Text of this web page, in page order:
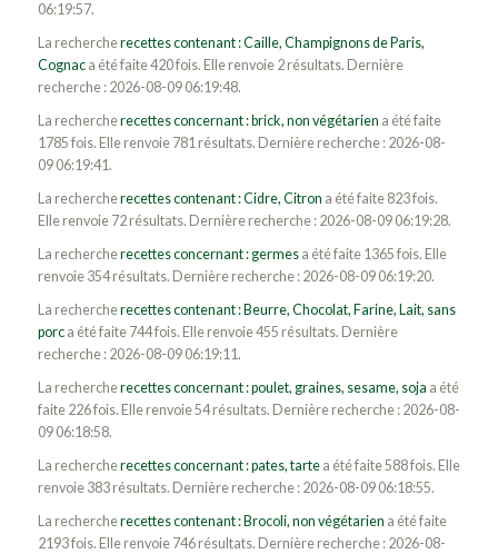
06:19:57.
La rechercherecettes contenant : Caille, Champignons de Paris,
Cognaca été faite 420 fois. Elle renvoie 2 résultats. Dernière
recherche : 2026-08-09 06:19:48.
La rechercherecettes concernant : brick, non végétarien a été faite
1785 fois. Elle renvoie 781 résultats. Dernière recherche : 2026-08-
09 06:19:41.
La rechercherecettes contenant : Cidre, Citron a été faite 823 fois.
Elle renvoie 72 résultats. Dernière recherche : 2026-08-09 06:19:28.
La rechercherecettes concernant : germesa été faite 1365 fois. Elle
renvoie 354 résultats. Dernière recherche : 2026-08-09 06:19:20.
La rechercherecettes contenant : Beurre, Chocolat, Farine, Lait, sans
porca été faite 744 fois. Elle renvoie 455 résultats. Dernière
recherche : 2026-08-09 06:19:11.
La rechercherecettes concernant : poulet, graines, sesame, soja a été
faite 226 fois. Elle renvoie 54 résultats. Dernière recherche : 2026-08-
09 06:18:58.
La rechercherecettes concernant : pates, tartea été faite 588 fois. Elle
renvoie 383 résultats. Dernière recherche : 2026-08-09 06:18:55.
La rechercherecettes contenant : Brocoli, non végétarien a été faite
2193 fois. Elle renvoie 746 résultats. Dernière recherche : 2026-08-